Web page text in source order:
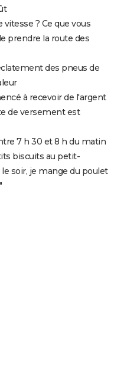
? Ce que vous
prendre la route des
des pneus de
à recevoir de l'argent
de versement est
7 h 30 et 8 h du matin
biscuits au petit-
soir, je mange du poulet